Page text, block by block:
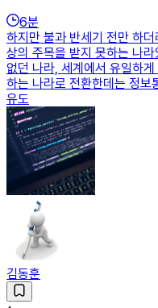
6분
하지만 불과 반세기 전만 하
상의 주목을 받지 못하는 나
없던 나라, 세계에서 유일하
하는 나라로 전환한데는 정보
유도
김동훈